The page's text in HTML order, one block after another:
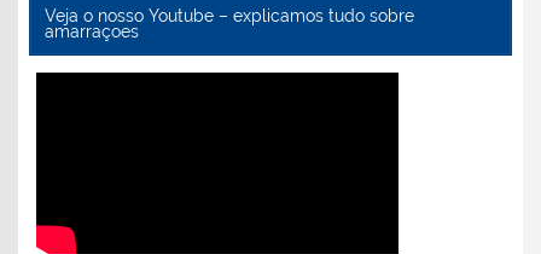
Veja o nosso Youtube – explicamos tudo sobre
amarraçoes